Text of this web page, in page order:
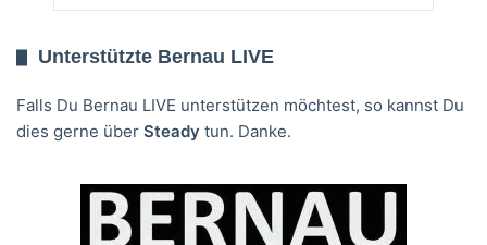
Unterstützte Bernau LIVE
Falls Du Bernau LIVE unterstützen möchtest, so kannst Du
dies gerne über Steady tun. Danke.